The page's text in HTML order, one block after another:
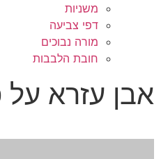
משניות
דפי צביעה
מורה נבוכים
חובת הלבבות
אבן עזרא